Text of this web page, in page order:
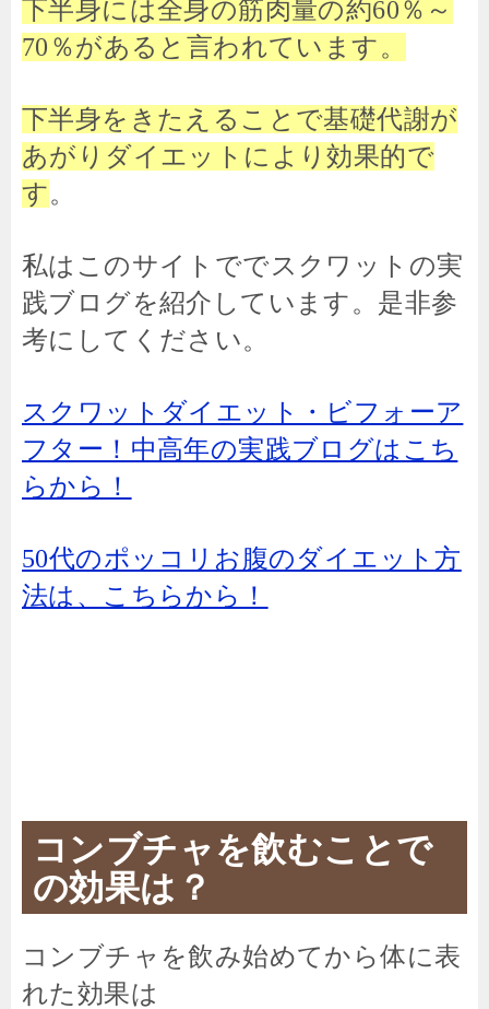
下半身には全身の筋肉量の約60％～
70％があると言われています。
下半身をきたえることで基礎代謝が
あがりダイエットにより効果的で
す。
私はこのサイトででスクワットの実
践ブログを紹介しています。是非参
考にしてください。
スクワットダイエット・ビフォーア
フター！中高年の実践ブログはこち
らから！
50代のポッコリお腹のダイエット方
法は、こちらから！
コンブチャを飲むことで
の効果は？
コンブチャを飲み始めてから体に表
れた効果は